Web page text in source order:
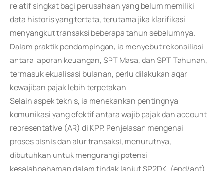
relatif singkat bagi perusahaan yang belum memiliki
data historis yang tertata, terutama jika klarifikasi
menyangkut transaksi beberapa tahun sebelumnya.
Dalam praktik pendampingan, ia menyebut rekonsiliasi
antara laporan keuangan, SPT Masa, dan SPT Tahunan,
termasuk ekualisasi bulanan, perlu dilakukan agar
kewajiban pajak lebih terpetakan.
Selain aspek teknis, ia menekankan pentingnya
komunikasi yang efektif antara wajib pajak dan account
representative (AR) di KPP. Penjelasan mengenai
proses bisnis dan alur transaksi, menurutnya,
dibutuhkan untuk mengurangi potensi
kesalahpahaman dalam tindak lanjut SP2DK. (end/ant)